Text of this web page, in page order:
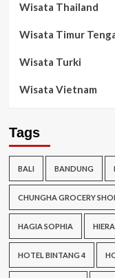
Wisata Thailand
Wisata Timur
Wisata Turki
Wisata Vietnam
Tags
BALI BANDUNG
CHUNGHA GROCERY
HAGIA SOPHIA
HOTEL BINTANG 4